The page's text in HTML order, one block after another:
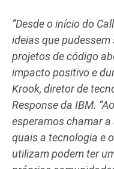
“Desde o início do
ideias que
projetos de código
impacto positivo e
Krook, diretor de
Response da IBM.
esperamos chamar
quais a tecnologia e
utilizam podem ter